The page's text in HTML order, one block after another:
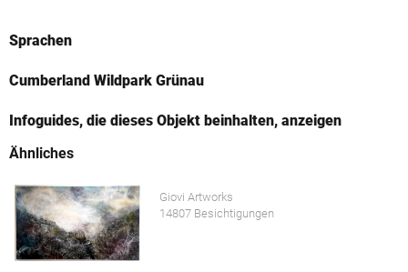
Sprachen
Cumberland Wildpark Grünau
Infoguides, die dieses Objekt beinhalten, anzeigen
Ähnliches
Giovi Artworks
14807 Besichtigungen